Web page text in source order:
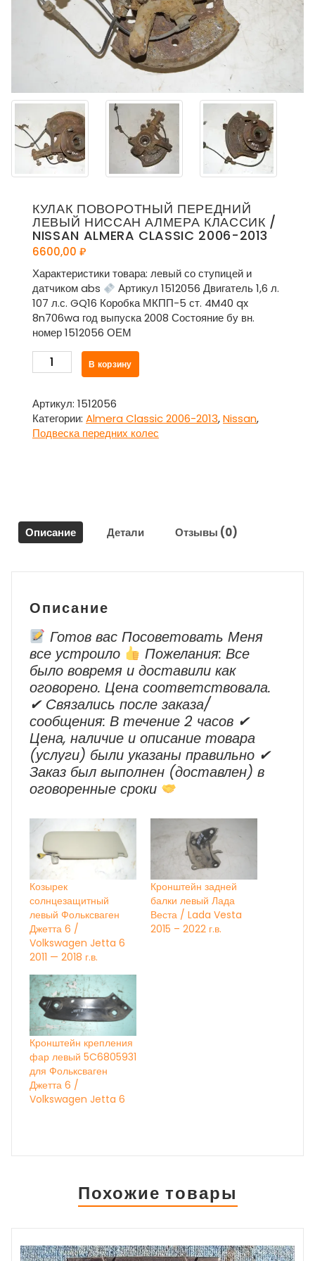
КУЛАК ПОВОРОТНЫЙ ПЕРЕДНИЙ
ЛЕВЫЙ НИССАН АЛМЕРА КЛАССИК /
NISSAN ALMERA CLASSIC 2006-2013
6600,00 ₽
Характеристики товара: левый со ступицей и
датчиком abs
Артикул 1512056 Двигатель 1,6 л.
107 л.с. GQ16 Коробка МКПП-5 ст. 4M40 qx
8n706wa год выпуска 2008 Состояние бу вн.
номер 1512056 ОЕМ
Количество
товара
поворотный
передний
левый
Almera
Classic
В корзину
Артикул: 1512056
Категории: Almera Classic 2006-2013,Nissan,
Подвеска передних колес
Описание Детали Отзывы (0)
Описание
Готов вас Посоветовать Меня
все устроило
Пожелания: Все
было вовремя и доставили как
оговорено. Цена соответствовала.
✔ Cвязались после заказа/
сообщения: В течение 2 часов ✔
Цена, наличие и описание товара
(услуги) были указаны правильно ✔
Заказ был выполнен (доставлен) в
оговоренные сроки
Козырек
солнцезащитный
левый Фольксваген
Джетта 6 /
Volkswagen Jetta 6
2011 — 2018 г.в.
Кронштейн задней
балки левый Лада
Веста / Lada Vesta
2015 – 2022 г.в.
Кронштейн крепления
фар левый 5C6805931
для Фольксваген
Джетта 6 /
Volkswagen Jetta 6
Похожие товары